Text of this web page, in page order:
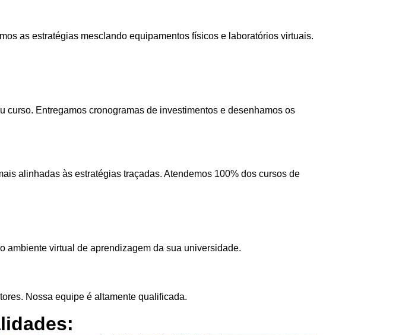
as estratégias mesclando equipamentos físicos e laboratórios virtuais.
Entregamos cronogramas de investimentos e desenhamos os
alinhadas às estratégias traçadas. Atendemos 100% dos cursos de
ambiente virtual de aprendizagem da sua universidade.
Nossa equipe é altamente qualificada.